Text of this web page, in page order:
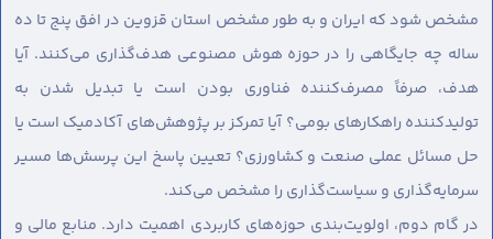
مشخص شود که ایران و به طور مشخص استان قزوین در افق پنج تا ده
ساله چه جایگاهی را در حوزه هوش مصنوعی هدف‌گذاری می‌کنند. آیا
هدف، صرفاً مصرف‌کننده فناوری بودن است یا تبدیل شدن به
تولیدکننده راهکارهای بومی؟ آیا تمرکز بر پژوهش‌های آکادمیک است یا
حل مسائل عملی صنعت و کشاورزی؟ تعیین پاسخ این پرسش‌ها مسیر
سرمایه‌گذاری و سیاست‌گذاری را مشخص می‌کند.
در گام دوم، اولویت‌بندی حوزه‌های کاربردی اهمیت دارد. منابع مالی و